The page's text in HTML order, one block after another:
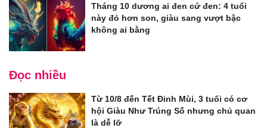
Tháng 10 dương ai đen cứ đen: 4 tuổi
này đỏ hơn son, giàu sang vượt bậc
không ai bằng
Đọc nhiều
Từ 10/8 đến Tết Đinh Mùi, 3 tuổi có cơ
hội Giàu Như Trúng Số nhưng chủ quan
là dễ lỡ